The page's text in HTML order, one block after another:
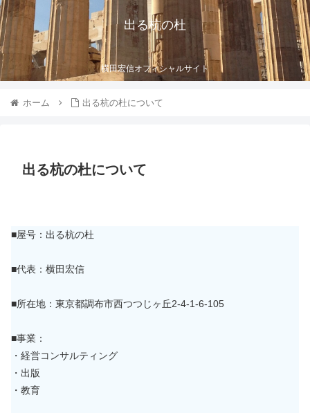
出る杭の杜
横田宏信オフィシャルサイト
ホーム 出る杭の杜について
出る杭の杜について
■屋号：出る杭の杜
■代表：横田宏信
■所在地：東京都調布市西つつじヶ丘2-4-1-6-105
■事業：
・経営コンサルティング
・出版
・教育